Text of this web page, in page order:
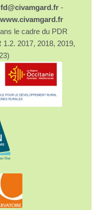
fd@civamgard.fr -
www.civamgard.fr
le cadre du PDR
2017, 2018, 2019,